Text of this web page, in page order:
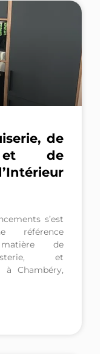
de
et de
s’est
référence
de
et
à Chambéry,